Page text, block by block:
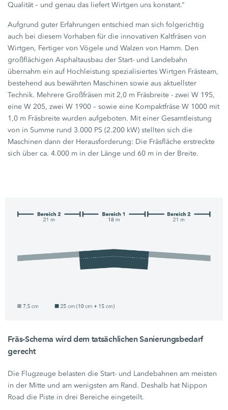
Qualität – und genau das liefert Wirtgen uns konstant.“
Aufgrund guter Erfahrungen entschied man sich folgerichtig
auch bei diesem Vorhaben für die innovativen Kaltfräsen von
Wirtgen, Fertiger von Vögele und Walzen von Hamm. Den
großflächigen Asphaltausbau der Start- und Landebahn
übernahm ein auf Hochleistung spezialisiertes Wirtgen Frästeam,
bestehend aus bewährten Maschinen sowie aus aktuellster
Technik. Mehrere Großfräsen mit2,0 m Fräsbreite - zweiW 195,
eineW 205, zweiW 1900 – sowie eine KompaktfräseW 1000 mit
1,0 m Fräsbreite wurden aufgeboten. Mit einer Gesamtleistung
von in Summe rund 3.000 PS (2.200 kW) stellten sich die
Maschinen dann der Herausforderung: Die Fräsfläche erstreckte
sich über ca.4.000 m in der Länge und 60 m in der Breite.
Fräs-Schema wird dem tatsächlichen Sanierungsbedarf
gerecht
Die Flugzeuge belasten die Start- und Landebahnen am meisten
in der Mitte und am wenigsten am Rand. Deshalb hat Nippon
Road die Piste in drei Bereiche eingeteilt.